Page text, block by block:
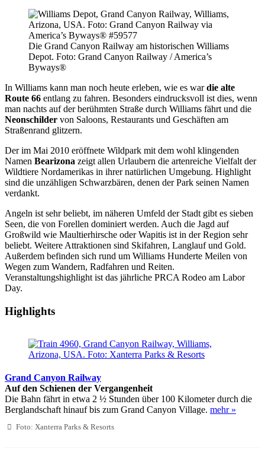
Die Grand Canyon Railway am historischen Williams
Depot. Foto: Grand Canyon Railway / America’s
Byways®
In Williams kann man noch heute erleben, wie es wardie alte
Route 66 entlang zu fahren. Besonders eindrucksvoll ist dies, wenn
man nachts auf der berühmten Straße durch Williams fährt und die
Neonschilder von Saloons, Restaurants und Geschäften am
Straßenrand glitzern.
Der im Mai 2010 eröffnete Wildpark mit dem wohl klingenden
Namen Bearizona zeigt allen Urlaubern die artenreiche Vielfalt der
Wildtiere Nordamerikas in ihrer natürlichen Umgebung. Highlight
sind die unzähligen Schwarzbären, denen der Park seinen Namen
verdankt.
Angeln ist sehr beliebt, im näheren Umfeld der Stadt gibt es sieben
Seen, die von Forellen dominiert werden. Auch die Jagd auf
Großwild wie Maultierhirsche oder Wapitis ist in der Region sehr
beliebt. Weitere Attraktionen sind Skifahren, Langlauf und Gold.
Außerdem befinden sich rund um Williams Hunderte Meilen von
Wegen zum Wandern, Radfahren und Reiten.
Veranstaltungshighlight ist das jährliche PRCA Rodeo am Labor
Day.
Highlights
Grand Canyon Railway
Auf den Schienen der Vergangenheit
Die Bahn fährt in etwa 2 ½ Stunden über 100 Kilometer durch die
Berglandschaft hinauf bis zum Grand Canyon Village. mehr »
Foto: Xanterra Parks & Resorts